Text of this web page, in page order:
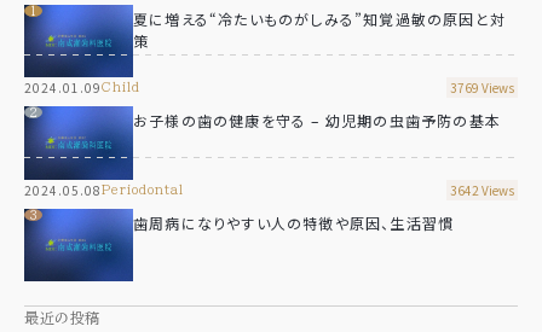
お気軽に
お問い合わせください
平日9:00～12:00/14:00～17:30
※土曜は15:30まで 日祝休診
夏に増える“冷たいものがしみる”知覚過敏の原因と対
策
2024.01.09 child 3769 Views
お子様の歯の健康を守る – 幼児期の虫歯予防の基本
2024.05.08 periodontal 3642 Views
歯周病になりやすい人の特徴や原因、生活習慣
最近の投稿